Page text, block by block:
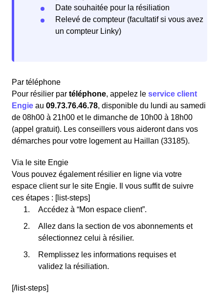
Date souhaitée pour la résiliation
Relevé de compteur (facultatif si vous avez
un compteur Linky)
Par téléphone
Pour résilier par téléphone, appelez le service client
Engie au 09.73.76.46.78, disponible du lundi au samedi
de 08h00 à 21h00 et le dimanche de 10h00 à 18h00
(appel gratuit). Les conseillers vous aideront dans vos
démarches pour votre logement au Haillan (33185).
Via le site Engie
Vous pouvez également résilier en ligne via votre
espace client sur le site Engie. Il vous suffit de suivre
ces étapes : [list-steps]
Accédez à “Mon espace client”.
Allez dans la section de vos abonnements et
sélectionnez celui à résilier.
Remplissez les informations requises et
validez la résiliation.
[/list-steps]